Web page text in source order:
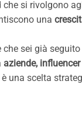
si rivolgono
una
che sei già
aziende,
una scelta